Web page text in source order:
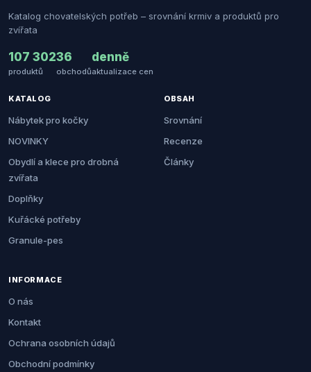
Katalog chovatelských potřeb – srovnání krmiv a produktů pro
zvířata
107 302
produktů
36
obchodů
denně
aktualizace cen
KATALOG
Nábytek pro kočky
NOVINKY
Obydlí a klece pro drobná
zvířata
Doplňky
Kuřácké potřeby
Granule-pes
OBSAH
Srovnání
Recenze
Články
INFORMACE
O nás
Kontakt
Ochrana osobních údajů
Obchodní podmínky